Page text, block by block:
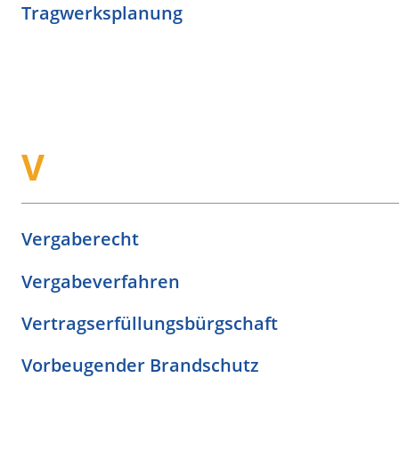
Tragwerksplanung
V
Vergaberecht
Vergabeverfahren
Vertragserfüllungsbürgschaft
Vorbeugender Brandschutz